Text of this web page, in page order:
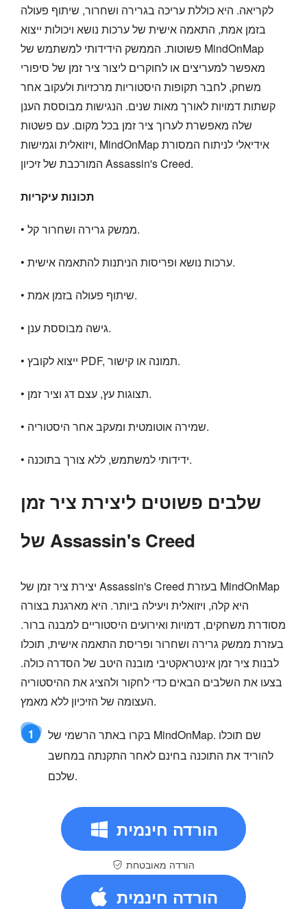
לקריאה. היא כוללת עריכה בגרירה ושחרור, שיתוף פעולה
בזמן אמת, התאמה אישית של ערכות נושא ויכולות ייצוא
פשוטות. הממשק הידידותי למשתמש של MindOnMap
מאפשר למעריצים או לחוקרים ליצור ציר זמן של סיפורי
משחק, לחבר תקופות היסטוריות מרכזיות ולעקוב אחר
קשתות דמויות לאורך מאות שנים. הנגישות מבוססת הענן
שלה מאפשרת לערוך ציר זמן בכל מקום. עם פשטות
ויזואלית וגמישות, MindOnMap אידיאלי לניתוח המסורת
המורכבת של זיכיון Assassin's Creed.
תכונות עיקריות
• ממשק גרירה ושחרור קל.
• ערכות נושא ופריסות הניתנות להתאמה אישית.
• שיתוף פעולה בזמן אמת.
• גישה מבוססת ענן.
• ייצוא לקובץ PDF, תמונה או קישור.
• תצוגות עץ, עצם דג וציר זמן.
• שמירה אוטומטית ומעקב אחר היסטוריה.
• ידידותי למשתמש, ללא צורך בתוכנה.
שלבים פשוטים ליצירת ציר זמן
של Assassin's Creed
יצירת ציר זמן של Assassin's Creed בעזרת MindOnMap
היא קלה, ויזואלית ויעילה ביותר. היא מארגנת בצורה
מסודרת משחקים, דמויות ואירועים היסטוריים למבנה ברור.
בעזרת ממשק גרירה ושחרור ופריסת התאמה אישית, תוכלו
לבנות ציר זמן אינטראקטיבי מובנה היטב של הסדרה כולה.
בצעו את השלבים הבאים כדי לחקור ולהציג את ההיסטוריה
העצומה של הזיכיון ללא מאמץ.
1
בקרו באתר הרשמי של MindOnMap. שם תוכלו
להוריד את התוכנה בחינם לאחר התקנתה במחשב
שלכם.
הורדה חינמית
הורדה מאובטחת
הורדה חינמית